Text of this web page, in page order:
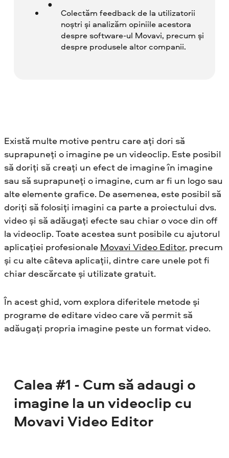
Colectăm feedback de la utilizatorii
noștri și analizăm opiniile acestora
despre software-ul Movavi, precum și
despre produsele altor companii.
Există multe motive pentru care ați dori să
suprapuneți o imagine pe un videoclip. Este posibil
să doriți să creați un efect de imagine în imagine
sau să suprapuneți o imagine, cum ar fi un logo sau
alte elemente grafice. De asemenea, este posibil să
doriți să folosiți imagini ca parte a proiectului dvs.
video și să adăugați efecte sau chiar o voce din off
la videoclip. Toate acestea sunt posibile cu ajutorul
aplicației profesionale Movavi Video Editor, precum
și cu alte câteva aplicații, dintre care unele pot fi
chiar descărcate și utilizate gratuit.
În acest ghid, vom explora diferitele metode și
programe de editare video care vă permit să
adăugați propria imagine peste un format video.
Calea #1 - Cum să adaugi o
imagine la un videoclip cu
Movavi Video Editor